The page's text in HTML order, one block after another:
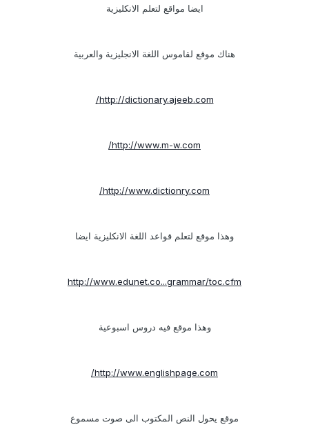
ايضا مواقع لتعلم الانكليزية
هناك موقع لقاموس اللغة الانجليزية والعربية
http://dictionary.ajeeb.com/
http://www.m-w.com/
http://www.dictionry.com/
وهذا موقع لتعلم قواعد اللغة الانكليزية ايضا
http://www.edunet.co...grammar/toc.cfm
وهذا موقع فيه دروس اسبوعية
http://www.englishpage.com/
موقع يحول النص المكتوب الى صوت مسموع